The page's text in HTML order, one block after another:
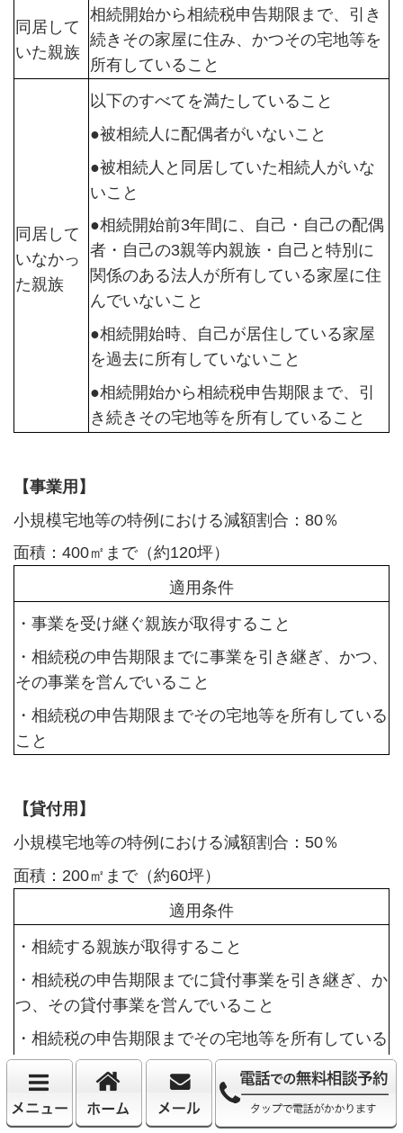
同居して
いた親族
相続開始から相続税申告期限まで、引き
続きその家屋に住み、かつその宅地等を
所有していること
同居して
いなかっ
た親族
以下のすべてを満たしていること
●被相続人に配偶者がいないこと
●被相続人と同居していた相続人がいな
いこと
●相続開始前3年間に、自己・自己の配偶
者・自己の3親等内親族・自己と特別に
関係のある法人が所有している家屋に住
んでいないこと
●相続開始時、自己が居住している家屋
を過去に所有していないこと
●相続開始から相続税申告期限まで、引
き続きその宅地等を所有していること
【事業用】
小規模宅地等の特例における減額割合：80％
面積：400㎡まで（約120坪）
適用条件
・事業を受け継ぐ親族が取得すること
・相続税の申告期限までに事業を引き継ぎ、かつ、
その事業を営んでいること
・相続税の申告期限までその宅地等を所有している
こと
【貸付用】
小規模宅地等の特例における減額割合：50％
面積：200㎡まで（約60坪）
適用条件
・相続する親族が取得すること
・相続税の申告期限までに貸付事業を引き継ぎ、か
つ、その貸付事業を営んでいること
・相続税の申告期限までその宅地等を所有している
こと